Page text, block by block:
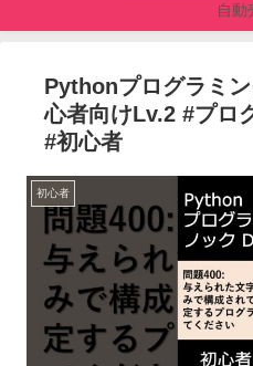
自動
Pythonプログラミ
心者向けLv.2 #プロ
#初心者
初心者